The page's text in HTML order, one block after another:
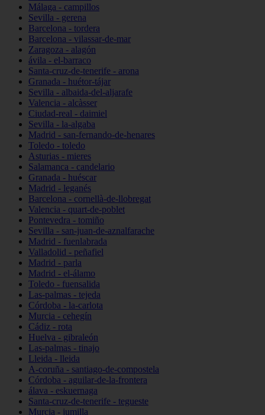
Málaga - campillos
Sevilla - gerena
Barcelona - tordera
Barcelona - vilassar-de-mar
Zaragoza - alagón
ávila - el-barraco
Santa-cruz-de-tenerife - arona
Granada - huétor-tájar
Sevilla - albaida-del-aljarafe
Valencia - alcàsser
Ciudad-real - daimiel
Sevilla - la-algaba
Madrid - san-fernando-de-henares
Toledo - toledo
Asturias - mieres
Salamanca - candelario
Granada - huéscar
Madrid - leganés
Barcelona - cornellà-de-llobregat
Valencia - quart-de-poblet
Pontevedra - tomiño
Sevilla - san-juan-de-aznalfarache
Madrid - fuenlabrada
Valladolid - peñafiel
Madrid - parla
Madrid - el-álamo
Toledo - fuensalida
Las-palmas - tejeda
Córdoba - la-carlota
Murcia - cehegín
Cádiz - rota
Huelva - gibraleón
Las-palmas - tinajo
Lleida - lleida
A-coruña - santiago-de-compostela
Córdoba - aguilar-de-la-frontera
álava - eskuernaga
Santa-cruz-de-tenerife - tegueste
Murcia - jumilla